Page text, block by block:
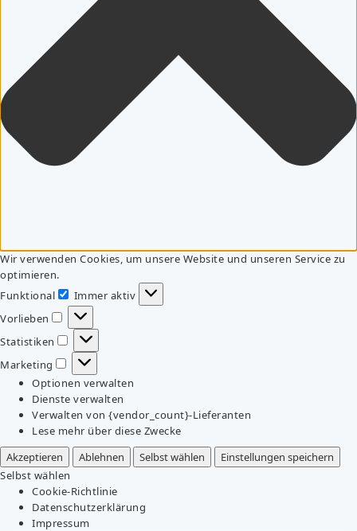
Wir verwenden Cookies, um unsere Website und unseren Service zu
optimieren.
Funktional
Funktional
Immer aktiv
Vorlieben
Vorlieben
Statistiken
Statistiken
Marketing
Marketing
Optionen verwalten
Dienste verwalten
Verwalten von {vendor_count}-Lieferanten
Lese mehr über diese Zwecke
Akzeptieren
Ablehnen Selbst wählen
Einstellungen speichern
Selbst wählen
Cookie-Richtlinie
Datenschutzerklärung
Impressum